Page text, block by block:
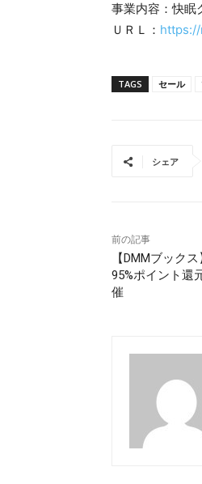
事業内容：快眠
ＵＲＬ：
TAGS セール
シェア
前の記事
【DMMブック
95%ポイント還
催